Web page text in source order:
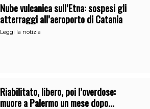
Nube vulcanica sull’Etna: sospesi gli
atterraggi all’aeroporto di Catania
Leggi la notizia
Riabilitato, libero, poi l’overdose:
muore a Palermo un mese dopo